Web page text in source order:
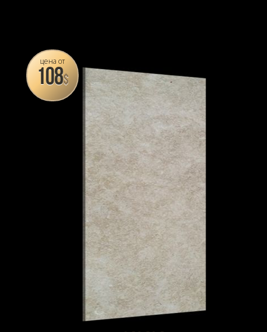
цена от
108$